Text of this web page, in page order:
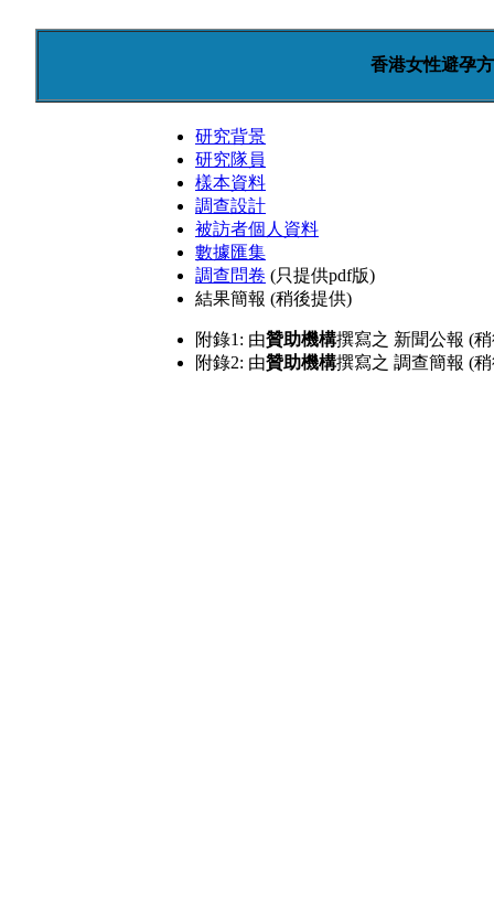
香港女性避孕
研究背景
研究隊員
樣本資料
調查設計
被訪者個人資料
數據匯集
調查問卷 (只提供pdf版)
結果簡報 (稍後提供)
附錄1: 由贊助機構撰寫之 新聞公報 (
附錄2: 由贊助機構撰寫之 調查簡報 (